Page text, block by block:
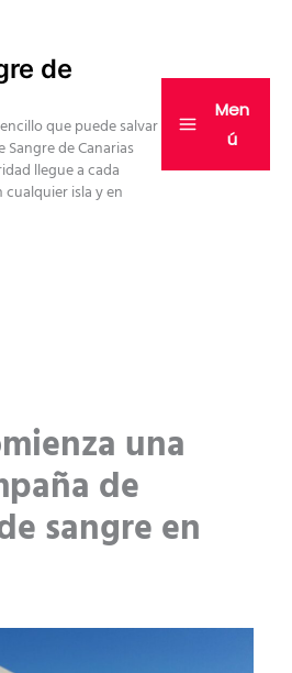
de
que puede salvar
Sangre de Canarias
llegue a cada
cualquier isla y en
Men
ú
una
de
sangre en